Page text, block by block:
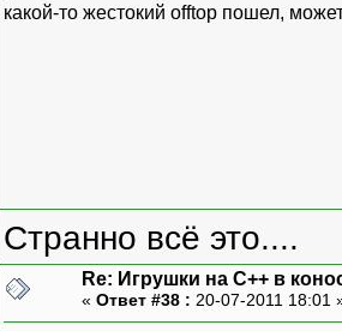
какой-то жестокий offtop пошел,
Странно всё это....
Re: Игрушки на С++ в
« Ответ #38 : 20-07-2011 18:01